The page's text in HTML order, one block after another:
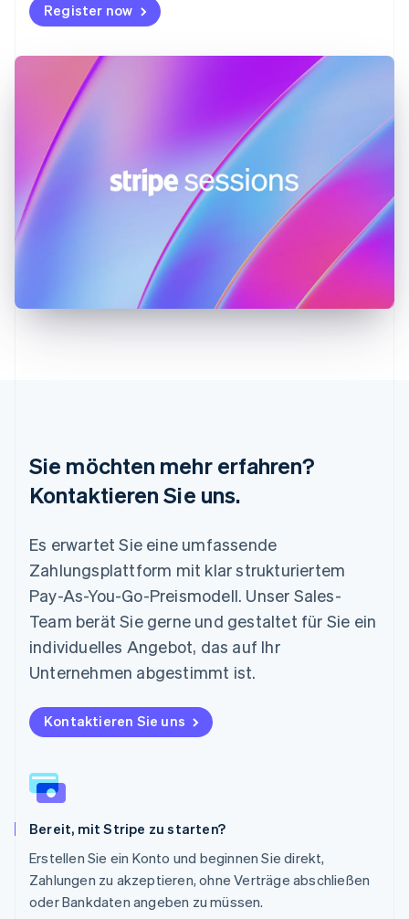
Register now
Sie möchten mehr erfahren?
Kontaktieren Sie uns.
Es erwartet Sie eine umfassende
Zahlungsplattform mit klar strukturiertem
Pay-As-You-Go-Preismodell. Unser Sales-
Team berät Sie gerne und gestaltet für Sie ein
individuelles Angebot, das auf Ihr
Unternehmen abgestimmt ist.
Kontaktieren Sie uns
Bereit, mit Stripe zu starten?
Erstellen Sie ein Konto und beginnen Sie direkt,
Zahlungen zu akzeptieren, ohne Verträge abschließen
oder Bankdaten angeben zu müssen.
English
English
Irland
English
Italien
Italiano
Japan
Liechtenstein
DeutschEnglish
English
Mexiko
EspañolEnglish
English
NederlandsEnglish
Norwegen
English
Österreich
Deutsch English
Polen
Portugal
PortuguêsEnglish
Rumänien
Schweden
Svenska
Deutsch FrançaisItalianoEnglish
Singapur
Slowakei
English